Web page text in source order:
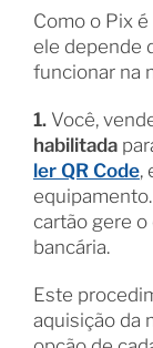
Como o Pix
ele depende
funcionar na
1.Você,
habilitada
ler QR Code,
cartão gere
bancária.
Este
aquisição da